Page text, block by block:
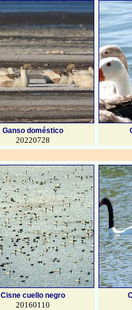
Ganso doméstico
20220728
Cisne cuello negro
20160110